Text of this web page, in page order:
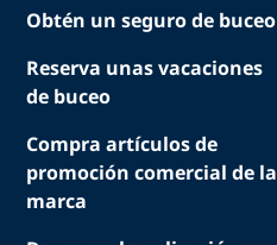
Obtén un seguro de buceo
Reserva unas vacaciones
de buceo
Compra artículos de
promoción comercial de la
marca